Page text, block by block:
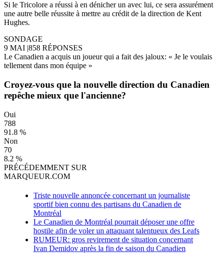
Si le Tricolore a réussi à en dénicher un avec lui, ce sera assurément
une autre belle réussite à mettre au crédit de la direction de Kent
Hughes.
SONDAGE
9 MAI |858 RÉPONSES
Le Canadien a acquis un joueur qui a fait des jaloux: « Je le voulais
tellement dans mon équipe »
Croyez-vous que la nouvelle direction du Canadien
repêche mieux que l'ancienne?
Oui
788
91.8 %
Non
70
8.2 %
PRÉCÉDEMMENT SUR
MARQUEUR.COM
Triste nouvelle annoncée concernant un journaliste
sportif bien connu des partisans du Canadien de
Montréal
Le Canadien de Montréal pourrait déposer une offre
hostile afin de voler un attaquant talentueux des Leafs
RUMEUR: gros revirement de situation concernant
Ivan Demidov après la fin de saison du Canadien